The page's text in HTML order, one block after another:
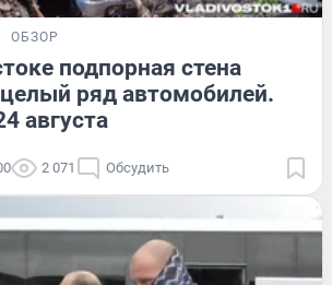
ОБЗОР
подпорная стена
ряд автомобилей.
августа
2 071 Обсудить